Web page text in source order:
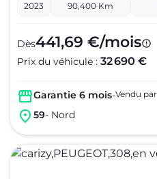
2023 90,400 Km
Dès441,69 €/mois
Prix du véhicule : 32 690 €
Garantie 6 mois-Vendu
59- Nord